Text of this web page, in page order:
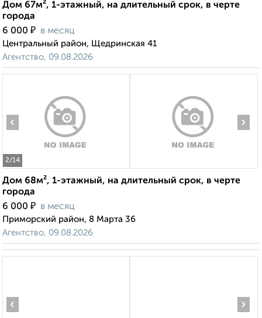
Дом 67м², 1-этажный, на длительный срок, в черте
города
6 000 ₽ в месяц
Центральный район, Щедринская 41
Агентство, 09.08.2026
2/14
‹ ›
Дом 68м², 1-этажный, на длительный срок, в черте
города
6 000 ₽ в месяц
Приморский район, 8 Марта 36
Агентство, 09.08.2026
‹ ›